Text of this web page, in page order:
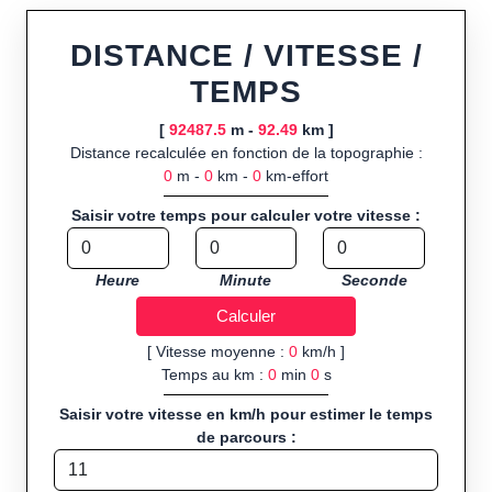
Fonctionnalités principales :tracé interactif point par point
ou import de fichier GPX, calcul instantané de la distance
(ajustée à la topographie), de la vitesse et du temps estimé,
profil d’élévation avec options de lissage, export en trace GPX,
route GPX, KML (plat ou relief) et TCX, ainsi que calculs
intégrés de calories dépensées, de VO₂max/VMA et d’IMC.
strong> sportifs de loisir et compétiteurs
préparant entraînements et parcours, organisateurs
d’événements partageant leurs itinéraires, et utilisateurs de
GPS souhaitant charger leurs trajets à l’avance.
Sports et activités disponibles :
Footing (jogging), course à
pied, cyclisme (vélo), VTT, randonnée, roller et équitation.
DISTANCE / VITESSE /
TEMPS
[ 92487.5m - 92.49km ]
Distance recalculée en fonction de la topographie :
0 m - 0 km - 0 km-effort
Saisir votre temps pour calculer votre vitesse :
Heure Minute Seconde
[ Vitesse moyenne : 0 km/h ]
Temps au km : 0min 0s
Saisir votre vitesse en km/h pour estimer le temps
de parcours :